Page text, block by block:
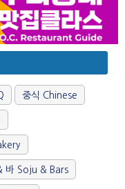
중식 Chinese
바 Soju & Bars